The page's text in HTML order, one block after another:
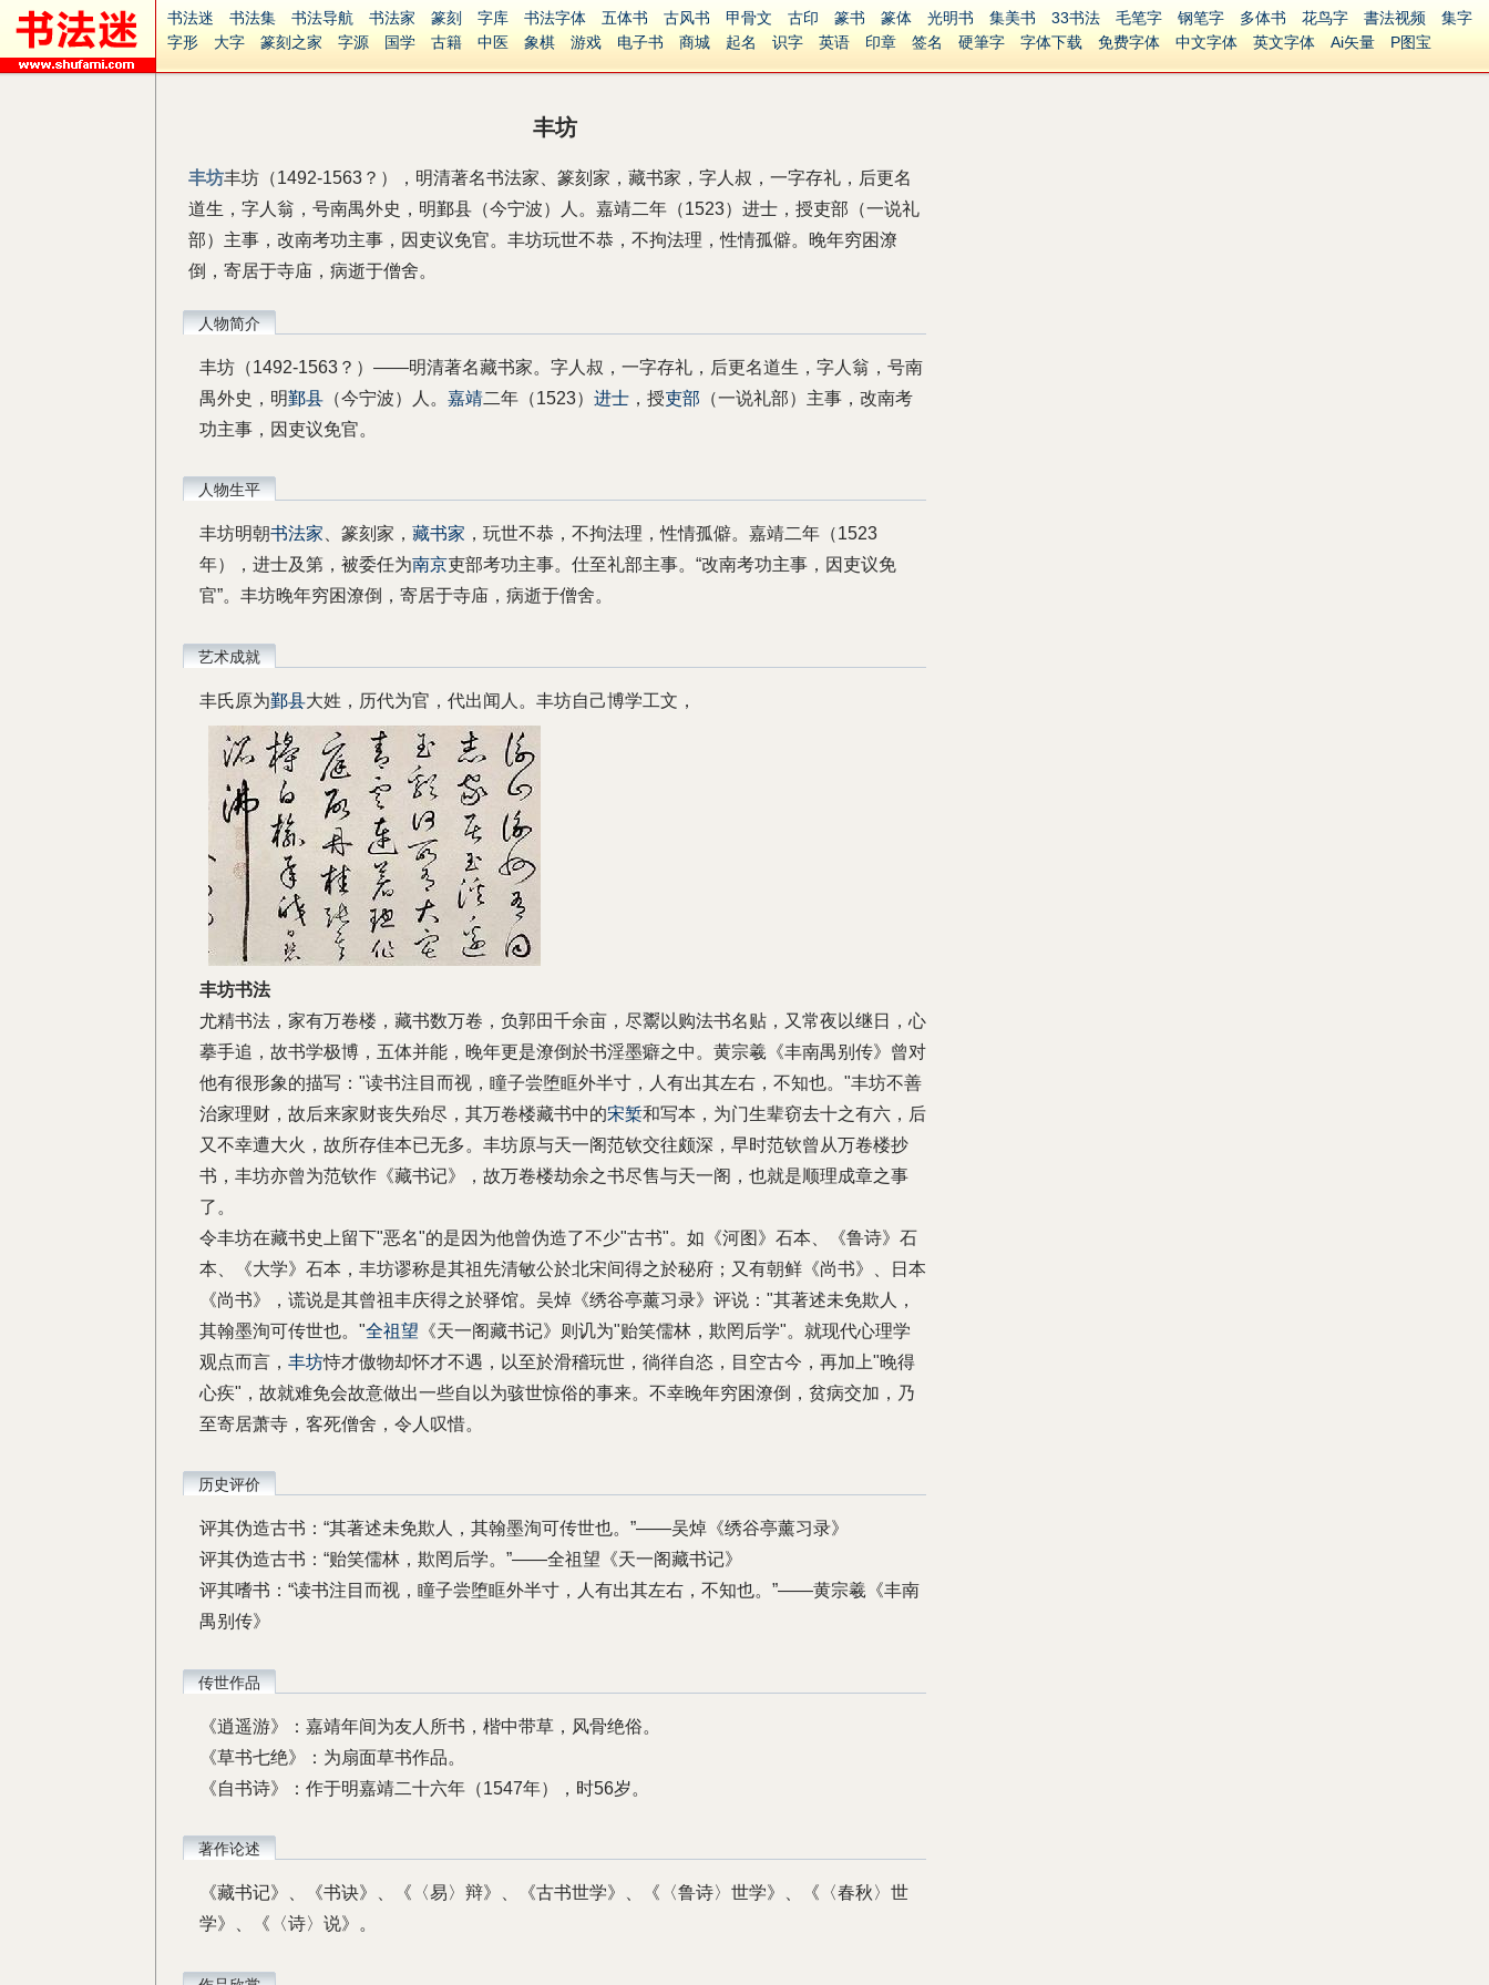
书法迷 书法集 书法导航 书法家 篆刻 字库 书法字体 五体书 古风书 甲骨文 古印 篆书 篆体 光明书 集美书 33书法 毛笔字 钢笔字 多体书 花鸟字 書法视频
集字
字形
大字 篆刻之家 字源 国学 古籍 中医 象棋 游戏 电子书 商城 起名 识字 英语 印章 签名 硬筆字 字体下载 免费字体 中文字体 英文字体 Ai矢量
P图宝
丰坊
丰坊丰坊（1492-1563？），明清著名书法家、篆刻家，藏书家，字人叔，一字存礼，后更名
道生，字人翁，号南禺外史，明鄞县（今宁波）人。嘉靖二年（1523）进士，授吏部（一说礼
部）主事，改南考功主事，因吏议免官。丰坊玩世不恭，不拘法理，性情孤僻。晚年穷困潦
倒，寄居于寺庙，病逝于僧舍。
人物简介
丰坊（1492-1563？）——明清著名藏书家。字人叔，一字存礼，后更名道生，字人翁，号南
禺外史，明鄞县 （今宁波）人。 嘉靖二年（1523） 进士 ，授吏部 （一说礼部）主事，改南考
功主事，因吏议免官。
人物生平
丰坊明朝书法家 、篆刻家， 藏书家 ，玩世不恭，不拘法理，性情孤僻。嘉靖二年（1523
年），进士及第，被委任为南京吏部考功主事。仕至礼部主事。“改南考功主事，因吏议免
官”。丰坊晚年穷困潦倒，寄居于寺庙，病逝于僧舍。
艺术成就
丰氏原为鄞县大姓，历代为官，代出闻人。丰坊自己博学工文，
丰坊书法
尤精书法，家有万卷楼，藏书数万卷，负郭田千余亩，尽鬻以购法书名贴，又常夜以继日，心
摹手追，故书学极博，五体并能，晚年更是潦倒於书淫墨癖之中。黄宗羲《丰南禺别传》曾对
他有很形象的描写："读书注目而视，瞳子尝堕眶外半寸，人有出其左右，不知也。"丰坊不善
治家理财，故后来家财丧失殆尽，其万卷楼藏书中的宋椠和写本，为门生辈窃去十之有六，后
又不幸遭大火，故所存佳本已无多。丰坊原与天一阁范钦交往颇深，早时范钦曾从万卷楼抄
书，丰坊亦曾为范钦作《藏书记》，故万卷楼劫余之书尽售与天一阁，也就是顺理成章之事
了。
令丰坊在藏书史上留下"恶名"的是因为他曾伪造了不少"古书"。如《河图》石本、《鲁诗》石
本、《大学》石本，丰坊谬称是其祖先清敏公於北宋间得之於秘府；又有朝鲜《尚书》、日本
《尚书》，谎说是其曾祖丰庆得之於驿馆。吴焯《绣谷亭薰习录》评说："其著述未免欺人，
其翰墨洵可传世也。"全祖望 《天一阁藏书记》则讥为"贻笑儒林，欺罔后学"。就现代心理学
观点而言， 丰坊恃才傲物却怀才不遇，以至於滑稽玩世，徜徉自恣，目空古今，再加上"晚得
心疾"，故就难免会故意做出一些自以为骇世惊俗的事来。不幸晚年穷困潦倒，贫病交加，乃
至寄居萧寺，客死僧舍，令人叹惜。
历史评价
评其伪造古书：“其著述未免欺人，其翰墨洵可传世也。”——吴焯《绣谷亭薰习录》
评其伪造古书：“贻笑儒林，欺罔后学。”——全祖望《天一阁藏书记》
评其嗜书：“读书注目而视，瞳子尝堕眶外半寸，人有出其左右，不知也。”——黄宗羲《丰南
禺别传》
传世作品
《逍遥游》：嘉靖年间为友人所书，楷中带草，风骨绝俗。
《草书七绝》：为扇面草书作品。
《自书诗》：作于明嘉靖二十六年（1547年），时56岁。
著作论述
《藏书记》、《书诀》、《〈易〉辩》、《古书世学》、《〈鲁诗〉世学》、《〈春秋〉世
学》、《〈诗〉说》。